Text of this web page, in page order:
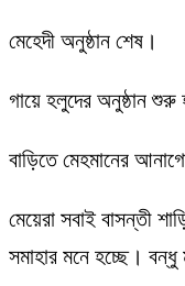
মেহেদী অনুষ্ঠান শেষ।
গায়ে হলুদের অনুষ্ঠান শুরু
বাড়িতে মেহমানের
মেয়েরা সবাই বাসন্তী
সমাহার মনে হচ্ছে।